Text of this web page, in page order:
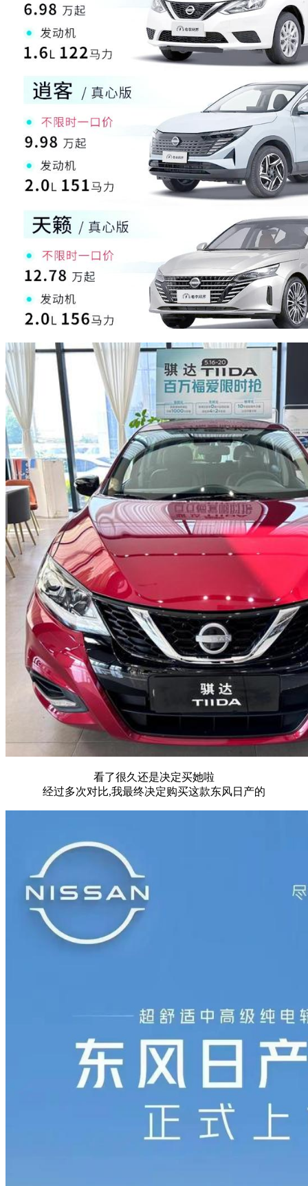
看了很久还是决定买她啦
经过多次对比,我最终决定购买这款东风日产的